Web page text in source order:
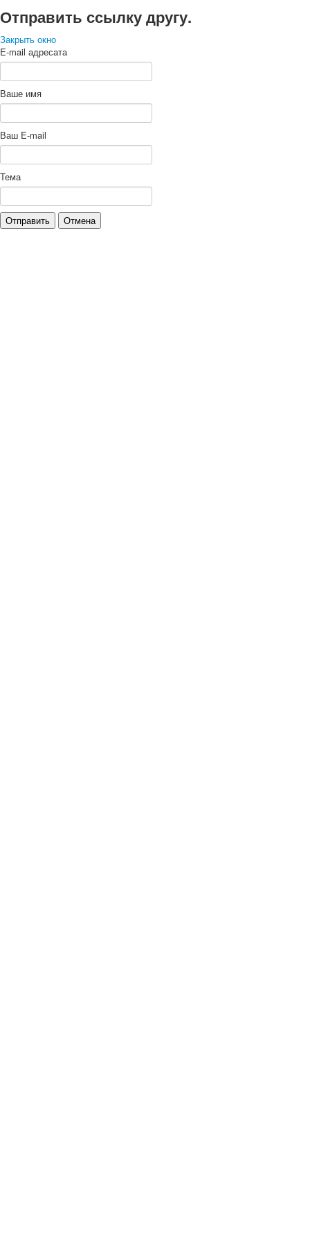
Отправить ссылку другу.
Закрыть окно
E-mail адресата
Ваше имя
Ваш E-mail
Тема
Отправить Отмена